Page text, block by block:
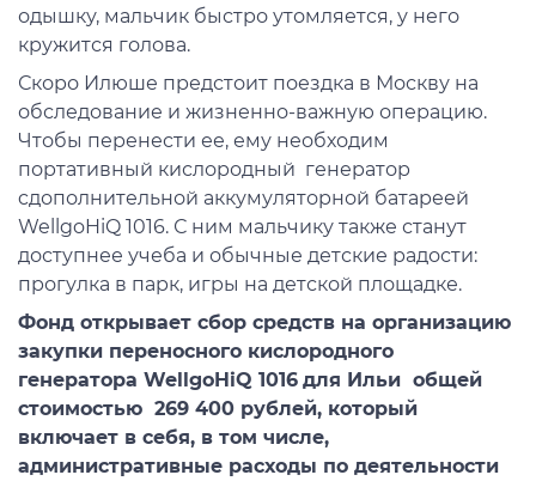
одышку, мальчик быстро утомляется, у него
кружится голова.
Скоро Илюше предстоит поездка в Москву на
обследование и жизненно-важную операцию.
Чтобы перенести ее, ему необходим
портативный кислородный генератор
cдополнительной аккумуляторной батареей
WellgoHiQ 1016. С ним мальчику также станут
доступнее учеба и обычные детские радости:
прогулка в парк, игры на детской площадке.
Фонд открывает сбор средств на организацию
закупки переносного кислородного
генератора WellgoHiQ 1016 для Ильи общей
стоимостью 269 400 рублей, который
включает в себя, в том числе,
административные расходы по деятельности